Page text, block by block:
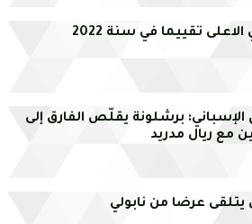
تقييما في سنة 2022
الإسباني: برشلونة يقلّص الفارق إلى
مع ريال مدريد
يتلقى عرضا من نابولي